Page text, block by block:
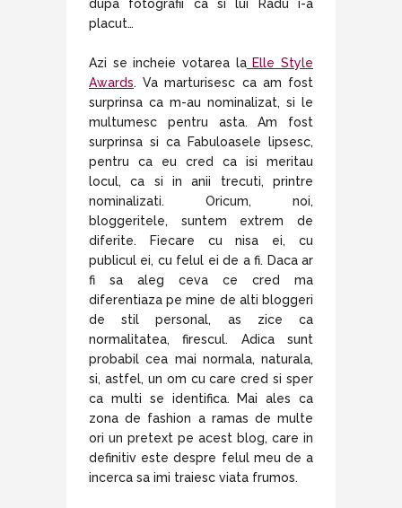
dupa fotografii ca si lui Radu i-a
placut…
Azi se incheie votarea laElle Style
Awards. Va marturisesc ca am fost
surprinsa ca m-au nominalizat, si le
multumesc pentru asta. Am fost
surprinsa si ca Fabuloasele lipsesc,
pentru ca eu cred ca isi meritau
locul, ca si in anii trecuti, printre
nominalizati. Oricum, noi,
bloggeritele, suntem extrem de
diferite. Fiecare cu nisa ei, cu
publicul ei, cu felul ei de a fi. Daca ar
fi sa aleg ceva ce cred ma
diferentiaza pe mine de alti bloggeri
de stil personal, as zice ca
normalitatea, firescul. Adica sunt
probabil cea mai normala, naturala,
si, astfel, un om cu care cred si sper
ca multi se identifica. Mai ales ca
zona de fashion a ramas de multe
ori un pretext pe acest blog, care in
definitiv este despre felul meu de a
incerca sa imi traiesc viata frumos.